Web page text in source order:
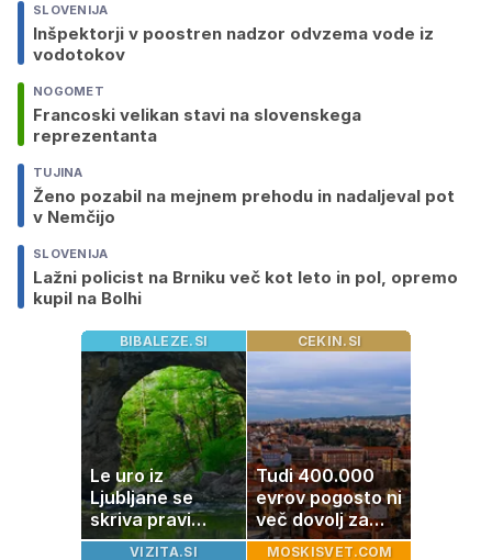
SLOVENIJA
Inšpektorji v poostren nadzor odvzema vode iz
vodotokov
NOGOMET
Francoski velikan stavi na slovenskega
reprezentanta
TUJINA
Ženo pozabil na mejnem prehodu in nadaljeval pot
v Nemčijo
SLOVENIJA
Lažni policist na Brniku več kot leto in pol, opremo
kupil na Bolhi
BIBALEZE.SI
Le uro iz
Ljubljane se
skriva pravi
naravni čudež:
CEKIN.SI
Tudi 400.000
evrov pogosto ni
več dovolj za
nakup
VIZITA.SI MOSKISVET.COM